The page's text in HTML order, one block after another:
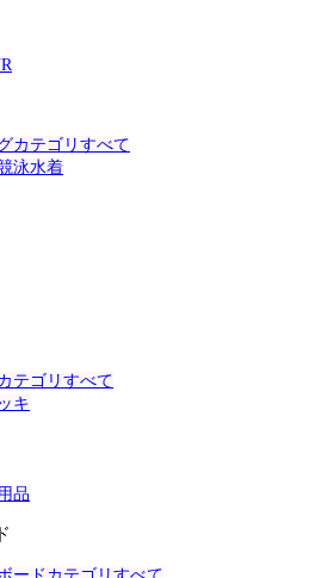
カテゴリすべて
泳水着
テゴリすべて
キ
品